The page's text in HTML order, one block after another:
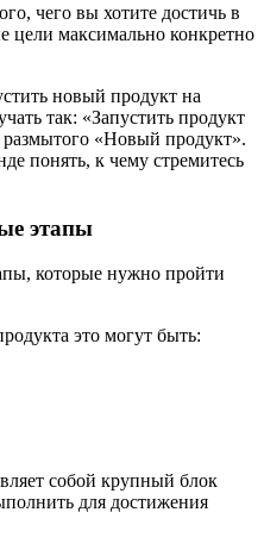
чего вы хотите достичь в
цели максимально конкретно
новый продукт на
так: «Запустить продукт
«Новый продукт».
понять, к чему стремитесь
этапы
которые нужно пройти
это могут быть:
собой крупный блок
для достижения